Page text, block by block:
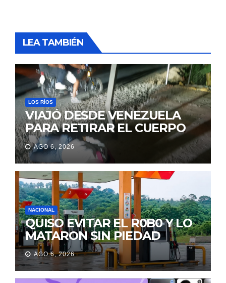
LEA TAMBIÉN
LOS RÍOS
VIAJÓ DESDE VENEZUELA
PARA RETIRAR EL CUERPO
DE SU MARIDO QUE
PERMANECIÓ SEIS DÍAS EN
LA MORGUE
AGO 6, 2026
NACIONAL
QUISO EVITAR EL R0B0 Y LO
MATARON SIN PIEDAD
AGO 6, 2026